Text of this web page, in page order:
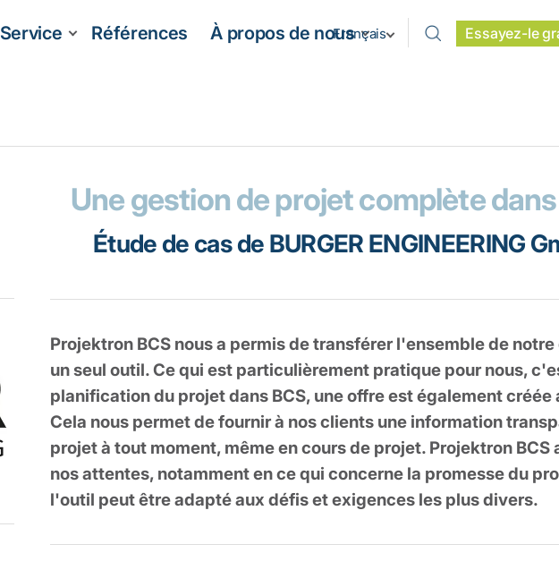
Français Essayez-le
Service Références À propos de nous
Une gestion de projet complète
Étude de cas de BURGER ENGINEERING
Projektron BCS nous a permis de transférer l'ensemble de
un seul outil. Ce qui est particulièrement pratique pour nous,
planification du projet dans BCS, une offre est également
Cela nous permet de fournir à nos clients une information
projet à tout moment, même en cours de projet. Projektron BCS
nos attentes, notamment en ce qui concerne la promesse du
l'outil peut être adapté aux défis et exigences les plus divers.